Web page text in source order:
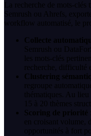
La recherche de mots-clés
Semrush ou Ahrefs,
workflow automatisé, le
Collecte
Semrush ou
les mots-clés
recherche, difficulté
Clustering
regroupe
thématiques. Au
15 à 20 thèmes
Scoring de priorité
en croisant volume,
opportunités à fort